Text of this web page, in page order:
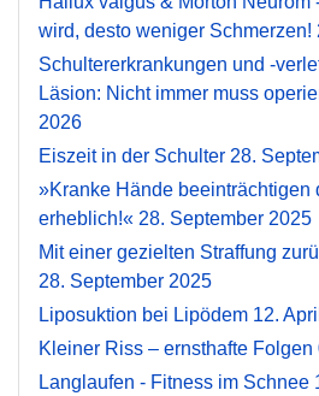
wird, desto weniger Schmerzen!
Schultererkrankungen und -
Läsion: Nicht immer muss
2026
Eiszeit in der Schulter 28.
»Kranke Hände beeinträchtigen
erheblich!« 28. September 2025
Mit einer gezielten Straffung
28. September 2025
Liposuktion bei Lipödem 12.
Kleiner Riss – ernsthafte Folgen
Langlaufen - Fitness im Schnee